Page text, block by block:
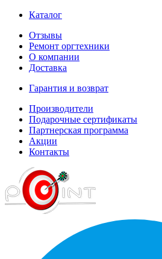
Каталог
Отзывы
Ремонт оргтехники
О компании
Доставка
Гарантия и возврат
Производители
Подарочные сертификаты
Партнерская программа
Акции
Контакты